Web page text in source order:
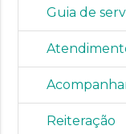
Guia de
Reiteração